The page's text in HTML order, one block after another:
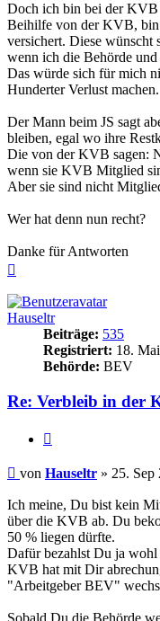
Doch ich bin bei der
Beihilfe von der KVB, bin
versichert. Diese wünscht
wenn ich die Behörde
Das würde sich für mich
Hunderter Verlust machen.
Der Mann beim JS sagt
bleiben, egal wo ihre
Die von der KVB sagen:
wenn sie KVB Mitglied
Aber sie sind nicht
Wer hat denn nun recht?
Danke für Antworten
Hauseltr
Beiträge: 535
Registriert: 18.
Behörde: BEV
Re: Verbleib in der
Beitrag
von Hauseltr » 25. Sep
Ich meine, Du bist kein
über die KVB ab. Du
50 % liegen dürfte.
Dafür bezahlst Du ja
KVB hat mit Dir
"Arbeitgeber BEV"
Sobald Du die Behörde